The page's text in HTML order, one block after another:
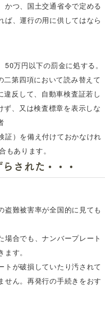
かつ、国土交通省令で定める
ば、運行の用に供してはなら
万円以下の罰金に処する。
第四項において読み替えて
反して、自動車検査証若し
ず、又は検査標章を表示しな
証）を備え付けておかなけれ
もあります。
された・・・
盗難被害率が全国的に見ても
場合でも、ナンバープレート
す。
トが破損していたり汚されて
せん。再発行の手続きをおす